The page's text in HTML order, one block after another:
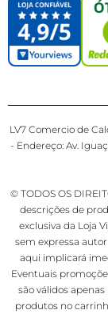
LV7 Comercio de
- Endereço: Av.
© TODOS OS
descrições de
exclusiva da Loja
sem expressa
aqui implicará
Eventuais
são válidos
produtos no